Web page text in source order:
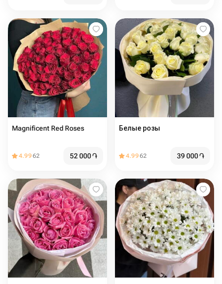
Magnificent Red Roses
4.9962 52 000֏
Белые розы
4.9962 39 000֏